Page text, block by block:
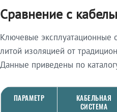
Сравнение с
Ключевые эксплуатационные
литой изоляцией от
Данные приведены по
ПАРАМЕТР
КАБЕЛЬНАЯ
СИСТЕМА